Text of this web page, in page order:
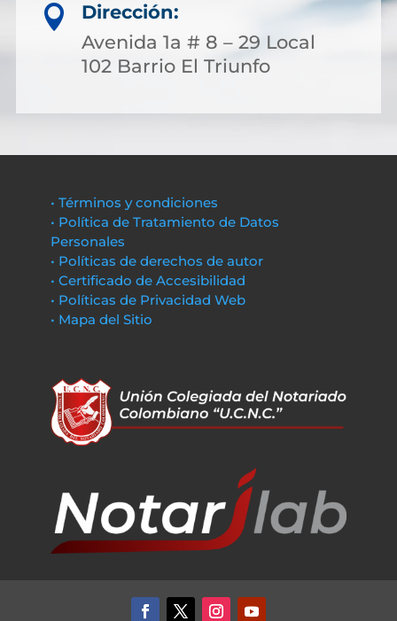

Dirección:
Avenida 1a # 8 – 29 Local
102 Barrio El Triunfo
• Términos y condiciones
• Política de Tratamiento de Datos
Personales
• Políticas de derechos de autor
• Certificado de Accesibilidad
• Políticas de Privacidad Web
• Mapa del Sitio